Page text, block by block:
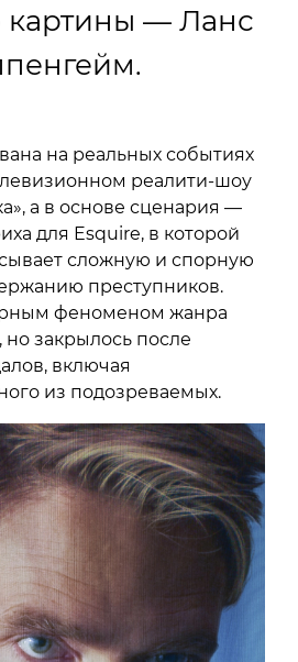
картины — Ланс
на реальных событиях
реалити-шоу
а в основе сценария —
для Esquire, в которой
сложную и спорную
преступников.
феноменом жанра
закрылось после
включая
из подозреваемых.